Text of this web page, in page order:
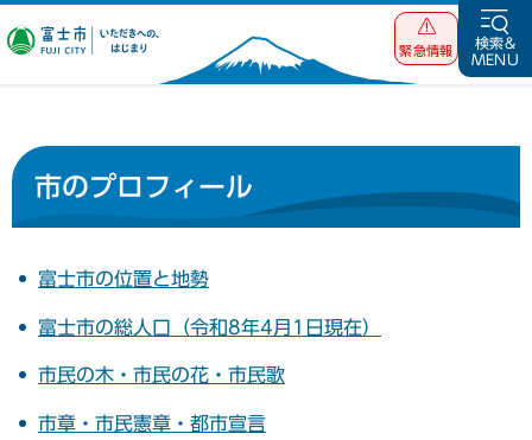
富士市 いただ
緊急情報
検索&
MENU
市のプロフィール
富士市の位置と地勢
富士市の総人口（令和8年4月1日現在）
市民の木・市民の花・市民歌
市章・市民憲章・都市宣言